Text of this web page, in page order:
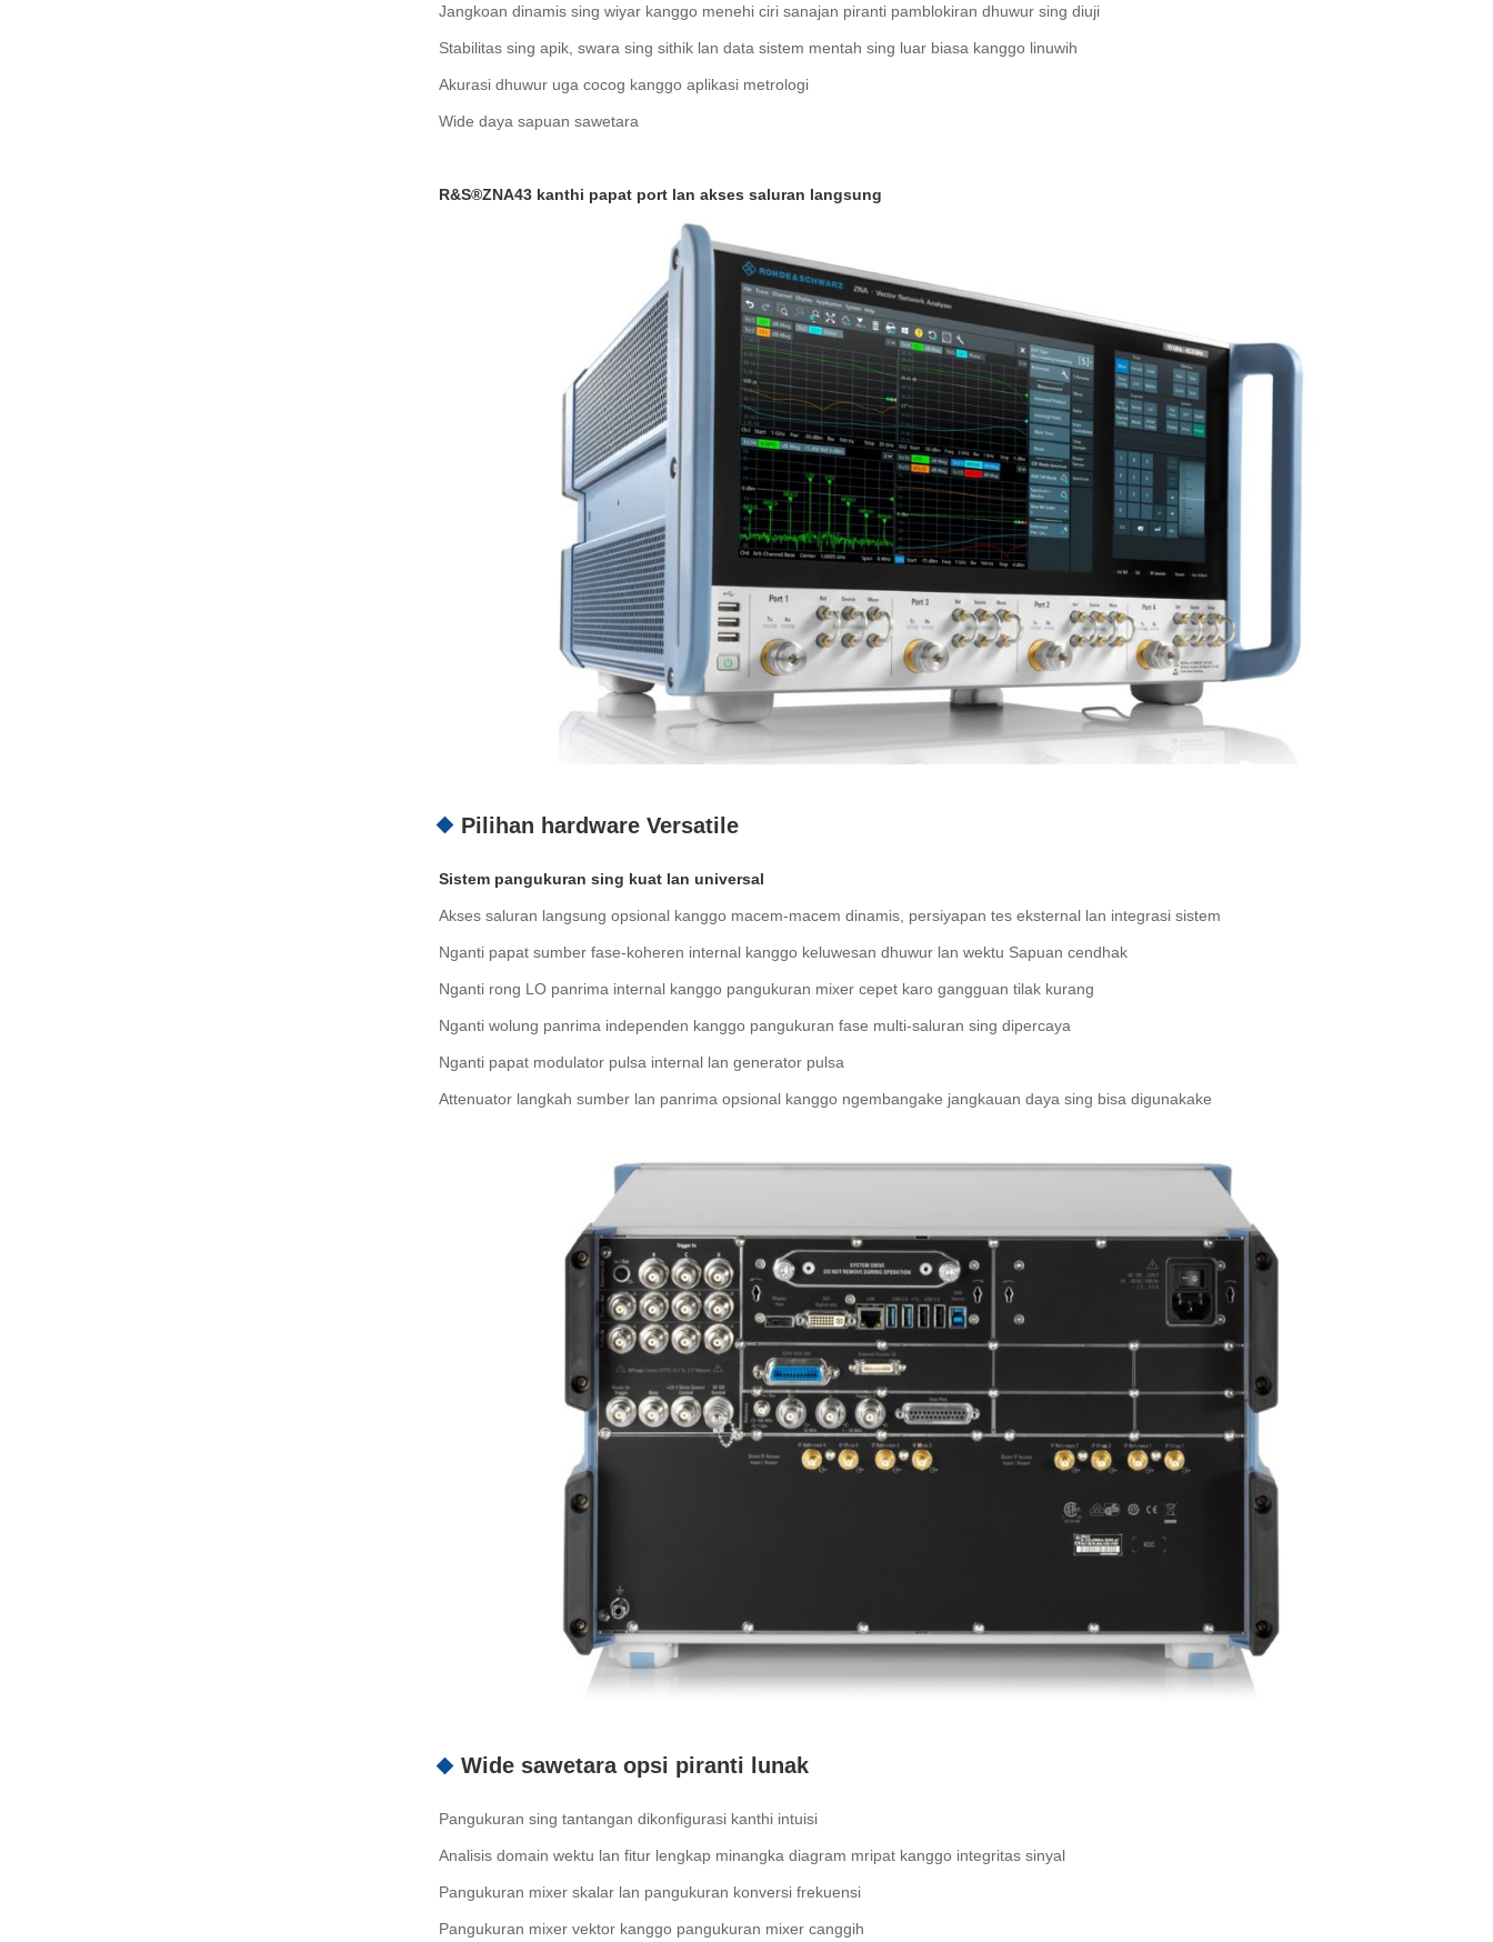
Jangkoan dinamis sing wiyar kanggo menehi ciri sanajan piranti pamblokiran dhuwur sing diuji
Stabilitas sing apik, swara sing sithik lan data sistem mentah sing luar biasa kanggo linuwih
Akurasi dhuwur uga cocog kanggo aplikasi metrologi
Wide daya sapuan sawetara
R&S®ZNA43 kanthi papat port lan akses saluran langsung
Pilihan hardware Versatile
Sistem pangukuran sing kuat lan universal
Akses saluran langsung opsional kanggo macem-macem dinamis, persiyapan tes eksternal lan integrasi sistem
Nganti papat sumber fase-koheren internal kanggo keluwesan dhuwur lan wektu Sapuan cendhak
Nganti rong LO panrima internal kanggo pangukuran mixer cepet karo gangguan tilak kurang
Nganti wolung panrima independen kanggo pangukuran fase multi-saluran sing dipercaya
Nganti papat modulator pulsa internal lan generator pulsa
Attenuator langkah sumber lan panrima opsional kanggo ngembangake jangkauan daya sing bisa digunakake
Wide sawetara opsi piranti lunak
Pangukuran sing tantangan dikonfigurasi kanthi intuisi
Analisis domain wektu lan fitur lengkap minangka diagram mripat kanggo integritas sinyal
Pangukuran mixer skalar lan pangukuran konversi frekuensi
Pangukuran mixer vektor kanggo pangukuran mixer canggih